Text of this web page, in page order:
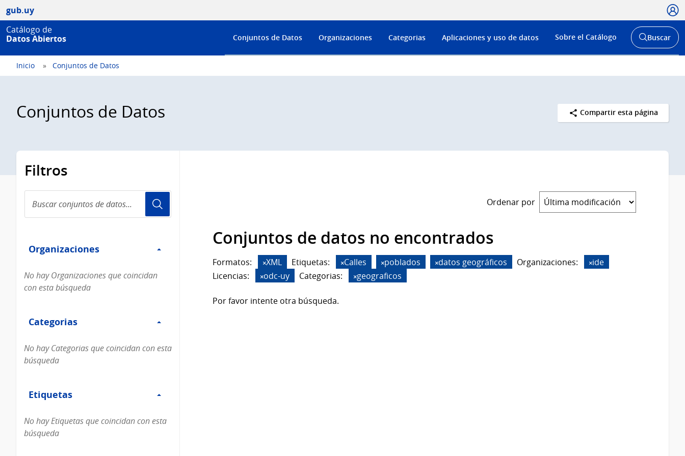
gub.uy
Catálogo de
Datos Abiertos
Menú
de
Conjuntos de Datos Organizaciones Categorias Aplicaciones y uso de datos Sobre el Catálogo
Abrir
buscador
Buscar
Inicio Conjuntos de Datos
Conjuntos de Datos Compartir esta página
Filtros
conjuntos
de
Organizaciones
Organizaciones
No hay Organizaciones que coincidan
con esta búsqueda
Categorias
Categorias
No hay Categorias que coincidan con esta
búsqueda
Etiquetas
Etiquetas
No hay Etiquetas que coincidan con esta
búsqueda
Ordenar por
Conjuntos de datos no encontrados
Formatos: XML Etiquetas: Calles poblados datos geográficos Organizaciones:
ide
Licencias:
odc-uy Categorias: geograficos
Por favor intente otra búsqueda.